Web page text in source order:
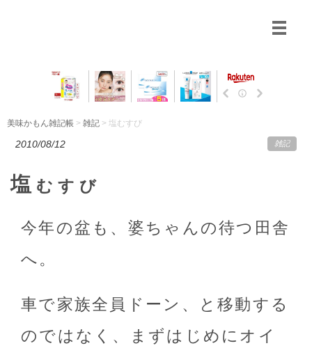
美味かもん雑記帳 > 雑記 > 塩むすび
2010/08/12 雑記
塩 むすび
今年の盆も、婆ちゃんの待つ田舎
へ。
車で家族全員ドーン、と移動する
のではなく、まずはじめにオイ